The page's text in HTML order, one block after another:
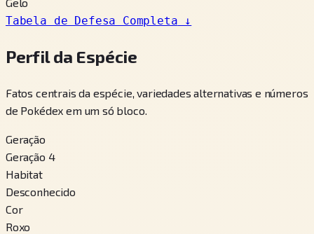
Tabela de Defesa Completa ↓
Perfil da Espécie
Fatos centrais da espécie, variedades alternativas e números
de Pokédex em um só bloco.
Geração
Geração 4
Habitat
Desconhecido
Cor
Roxo